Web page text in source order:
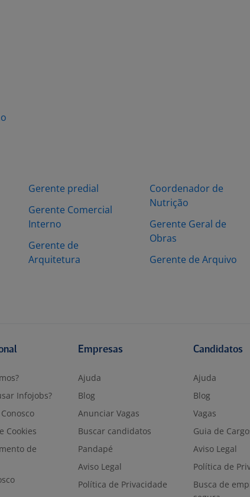
Gerente predial
Gerente Comercial
Interno
Gerente de
Arquitetura
Coordenador de
Nutrição
Gerente Geral de
Obras
Gerente de Arquivo
Infojobs?
Cookies
de
Empresas
Ajuda
Blog
Anunciar Vagas
Buscar candidatos
Pandapé
Aviso Legal
Política de Privacidade
Candidatos
Ajuda
Blog
Vagas
Guia de
Aviso Legal
Política de
Busca de